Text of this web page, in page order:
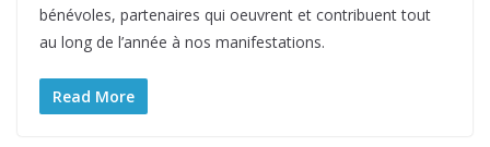
bénévoles, partenaires qui oeuvrent et contribuent tout
au long de l’année à nos manifestations.
Read More